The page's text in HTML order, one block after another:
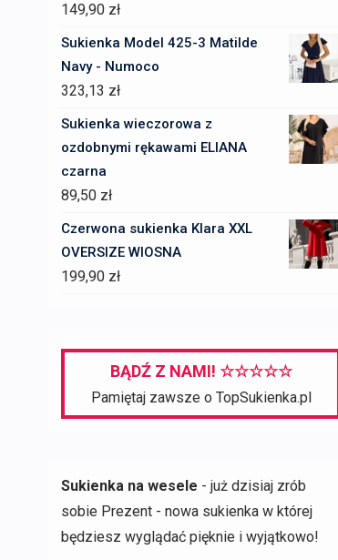
149,90 zł
Sukienka Model 425-3 Matilde
Navy - Numoco
323,13 zł
Sukienka wieczorowa z
ozdobnymi rękawami ELIANA
czarna
89,50 zł
Czerwona sukienka Klara XXL
OVERSIZE WIOSNA
199,90 zł
BĄDŹ Z NAMI! ☆☆☆☆☆
Pamiętaj zawsze o TopSukienka.pl
Sukienka na wesele - już dzisiaj zrób
sobie Prezent - nowa sukienka w której
będziesz wyglądać pięknie i wyjątkowo!